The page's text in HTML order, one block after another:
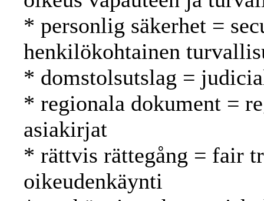
* personlig säkerhet =
henkilökohtainen
* domstolsutslag =
* regionala dokument =
asiakirjat
* rättvis rättegång = fair
oikeudenkäynti